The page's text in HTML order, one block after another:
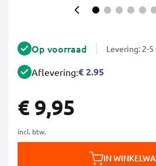
Op voorraad Levering: 2-
Aflevering:€ 2.95
€ 9,95
incl. btw.
IN